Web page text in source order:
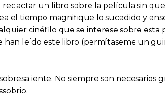
un libro sobre la película sin que
el tiempo magnifique lo sucedido y
cinéfilo que se interese sobre esta
leído este libro (permítaseme un
No siempre son necesarios